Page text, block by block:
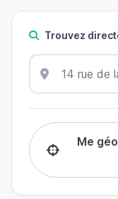
Trouvez
Me